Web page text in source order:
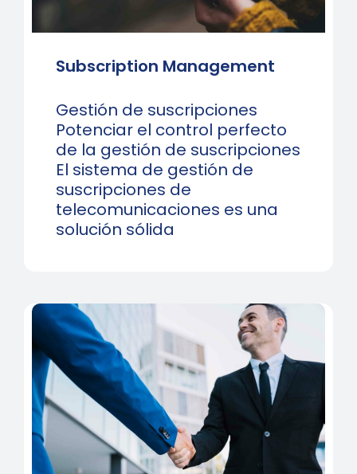
Subscription Management
Gestión de suscripciones
Potenciar el control perfecto
de la gestión de suscripciones
El sistema de gestión de
suscripciones de
telecomunicaciones es una
solución sólida